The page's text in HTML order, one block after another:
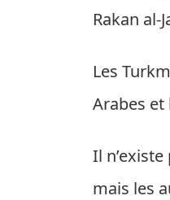
Rakan al-
Les
Arabes et
Il
mais les